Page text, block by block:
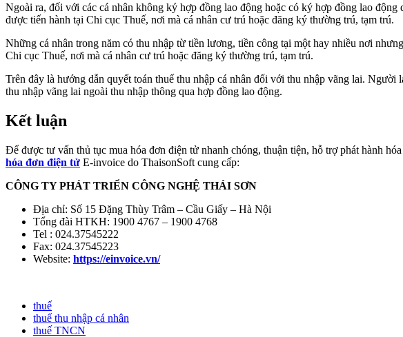
Ngoài ra, đối với các cá nhân không ký hợp đồng lao động hoặc có ký hợp đồng lao
được tiến hành tại Chi cục Thuế, nơi mà cá nhân cư trú hoặc đăng ký thường trú, tạm trú.
Những cá nhân trong năm có thu nhập từ tiền lương, tiền công tại một hay nhiều nơi
Chi cục Thuế, nơi mà cá nhân cư trú hoặc đăng ký thường trú, tạm trú.
Trên đây là hướng dẫn quyết toán thuế thu nhập cá nhân đối với thu nhập vãng lai.
thu nhập vãng lai ngoài thu nhập thông qua hợp đồng lao động.
Kết luận
Để được tư vấn thủ tục mua hóa đơn điện tử nhanh chóng, thuận tiện, hỗ trợ phát hành
hóa đơn điện tử E-invoice do ThaisonSoft cung cấp:
CÔNG TY PHÁT TRIỂN CÔNG NGHỆ THÁI SƠN
Địa chỉ: Số 15 Đặng Thùy Trâm – Cầu Giấy – Hà Nội
Tổng đài HTKH: 1900 4767 – 1900 4768
Tel : 024.37545222
Fax: 024.37545223
Website: https://einvoice.vn/
thuế
thuế thu nhập cá nhân
thuế TNCN